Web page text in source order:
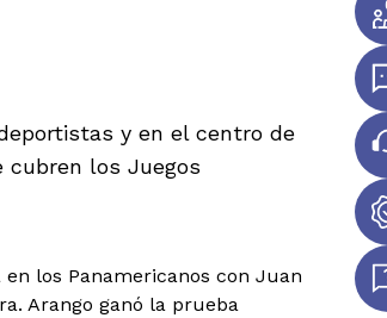
y en el centro de
cubren los Juegos
los Panamericanos con Juan
Arango ganó la prueba